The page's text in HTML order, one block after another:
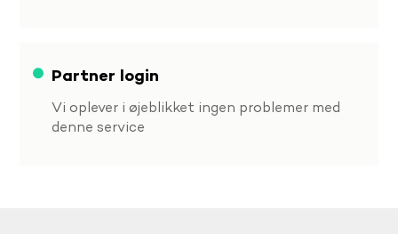
Partner login
Vi oplever i øjeblikket ingen problemer med
denne service